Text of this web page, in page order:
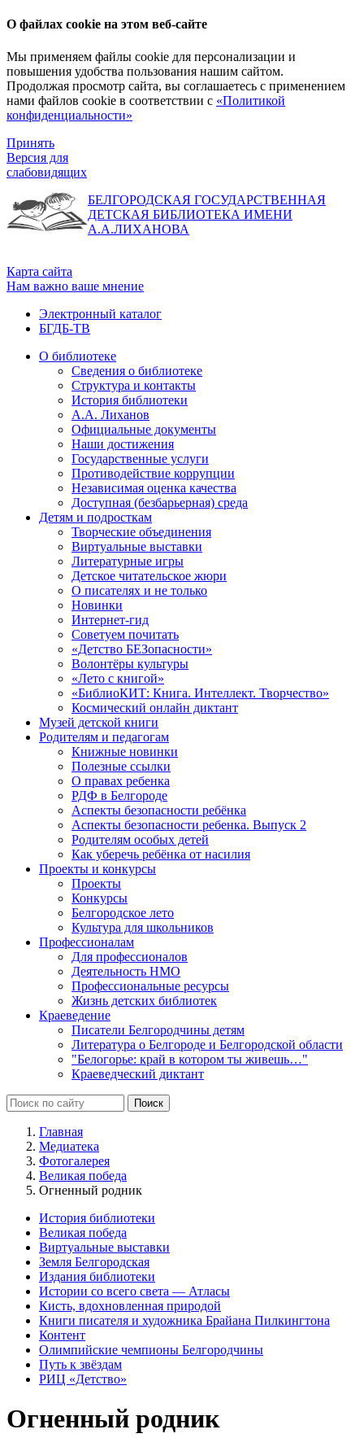
О файлах cookie на этом веб-сайте
Мы применяем файлы cookie для персонализации и
повышения удобства пользования нашим сайтом.
Продолжая просмотр сайта, вы соглашаетесь с применением
нами файлов cookie в соответствии с «Политикой
конфиденциальности»
Принять
Версия для
слабовидящих
БЕЛГОРОДСКАЯ ГОСУДАРСТВЕННАЯ
ДЕТСКАЯ БИБЛИОТЕКА ИМЕНИ
А.А.ЛИХАНОВА
Карта сайта
Нам важно ваше мнение
Электронный каталог
БГДБ-ТВ
О библиотеке
Сведения о библиотеке
Структура и контакты
История библиотеки
А.А. Лиханов
Официальные документы
Наши достижения
Государственные услуги
Противодействие коррупции
Независимая оценка качества
Доступная (безбарьерная) среда
Детям и подросткам
Творческие объединения
Виртуальные выставки
Литературные игры
Детское читательское жюри
О писателях и не только
Новинки
Интернет-гид
Советуем почитать
«Детство БЕЗопасности»
Волонтёры культуры
«Лето с книгой»
«БиблиоКИТ: Книга. Интеллект. Творчество»
Космический онлайн диктант
Музей детской книги
Родителям и педагогам
Книжные новинки
Полезные ссылки
О правах ребенка
РДФ в Белгороде
Аспекты безопасности ребёнка
Аспекты безопасности ребенка. Выпуск 2
Родителям особых детей
Как уберечь ребёнка от насилия
Проекты и конкурсы
Проекты
Конкурсы
Белгородское лето
Культура для школьников
Профессионалам
Для профессионалов
Деятельность НМО
Профессиональные ресурсы
Жизнь детских библиотек
Краеведение
Писатели Белгородчины детям
Литература о Белгороде и Белгородской области
"Белогорье: край в котором ты живешь…"
Краеведческий диктант
Главная
Медиатека
Фотогалерея
Великая победа
Огненный родник
История библиотеки
Великая победа
Виртуальные выставки
Земля Белгородская
Издания библиотеки
Истории со всего света — Атласы
Кисть, вдохновленная природой
Книги писателя и художника Брайана Пилкингтона
Контент
Олимпийские чемпионы Белгородчины
Путь к звёздам
РИЦ «Детство»
Огненный родник